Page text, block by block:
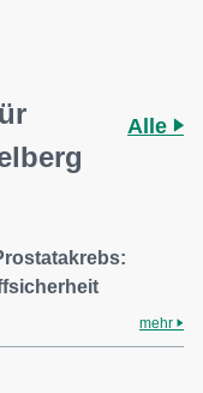
Alle
mehr